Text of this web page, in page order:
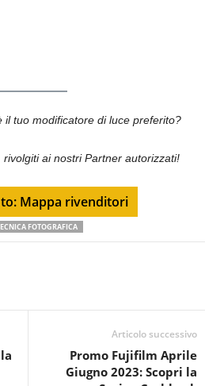
il tuo modificatore di luce preferito?
ai nostri Partner autorizzati!
Mappa rivenditori
FOTOGRAFICA
Articolo successivo
Promo Fujifilm Aprile
Giugno 2023: Scopri la